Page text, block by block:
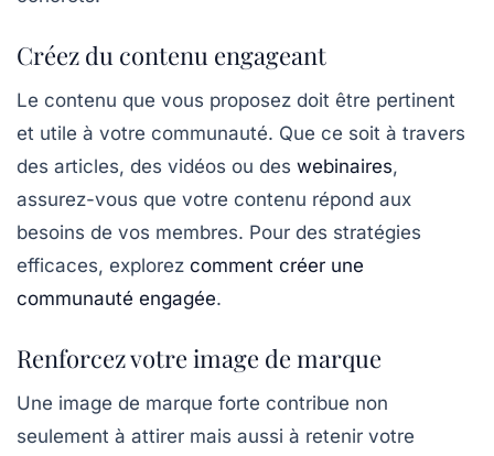
Créez du contenu engageant
Le contenu que vous proposez doit être pertinent
et utile à votre communauté. Que ce soit à travers
des articles, des vidéos ou des webinaires,
assurez-vous que votre contenu répond aux
besoins de vos membres. Pour des stratégies
efficaces, explorez comment créer une
communauté engagée.
Renforcez votre image de marque
Une image de marque forte contribue non
seulement à attirer mais aussi à retenir votre